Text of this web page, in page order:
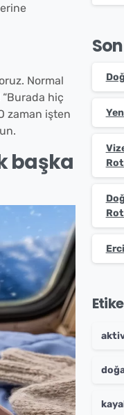
Normal
hiç
zaman işten
başka